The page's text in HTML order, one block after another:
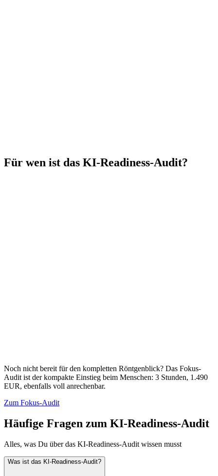
Für wen ist das KI-Readiness-Audit?
Noch nicht bereit für den kompletten Röntgenblick? Das Fokus-
Audit ist der kompakte Einstieg beim Menschen: 3 Stunden, 1.490
EUR, ebenfalls voll anrechenbar.
Zum Fokus-Audit
Häufige Fragen zum KI-Readiness-Audit
Alles, was Du überdas KI-Readiness-Audit wissen musst
Was ist das KI-Readiness-Audit?